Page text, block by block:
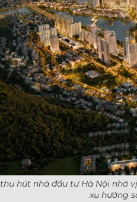
hút nhà đầu tư Hà Nội nhờ
xu hướng